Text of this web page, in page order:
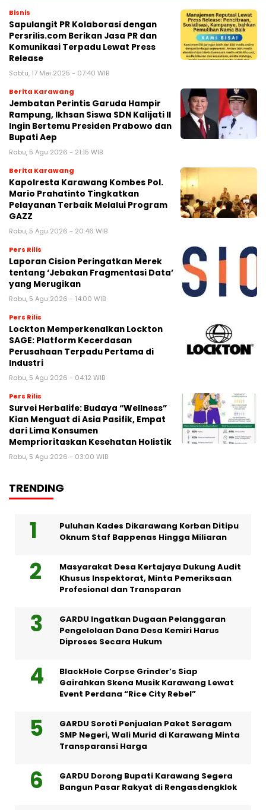
Bisnis
Sapulangit PR Kolaborasi dengan
Persrilis.com Berikan Jasa PR dan
Komunikasi Terpadu Lewat Press
Release
Sabtu, 17 Mei 2025 - 07:40 WIB
Berita Karawang
Jembatan Perintis Garuda Hampir
Rampung, Ikhsan Siswa SDN Kalijati II
Ingin Bertemu Presiden Prabowo dan
Bupati Aep
Rabu, 5 Agu 2026 - 21:15 WIB
Berita Karawang
Kapolresta Karawang Kombes Pol.
Mario Prahatinto Tingkatkan
Pelayanan Terbaik Melalui Program
GAZZ
Rabu, 5 Agu 2026 - 20:46 WIB
Pers Rilis
Laporan Cision Peringatkan Merek
tentang ‘Jebakan Fragmentasi Data’
yang Merugikan
Rabu, 5 Agu 2026 - 14:00 WIB
Pers Rilis
Lockton Memperkenalkan Lockton
SAGE: Platform Kecerdasan
Perusahaan Terpadu Pertama di
Industri
Rabu, 5 Agu 2026 - 04:12 WIB
Pers Rilis
Survei Herbalife: Budaya “Wellness”
Kian Menguat di Asia Pasifik, Empat
dari Lima Konsumen
Memprioritaskan Kesehatan Holistik
Rabu, 5 Agu 2026 - 03:00 WIB
TRENDING
Puluhan Kades Dikarawang Korban Ditipu
Oknum Staf Bappenas Hingga Miliaran
Masyarakat Desa Kertajaya Dukung Audit
Khusus Inspektorat, Minta Pemeriksaan
Profesional dan Transparan
GARDU Ingatkan Dugaan Pelanggaran
Pengelolaan Dana Desa Kemiri Harus
Diproses Secara Hukum
BlackHole Corpse Grinder’s Siap
Gairahkan Skena Musik Karawang Lewat
Event Perdana “Rice City Rebel”
GARDU Soroti Penjualan Paket Seragam
SMP Negeri, Wali Murid di Karawang Minta
Transparansi Harga
GARDU Dorong Bupati Karawang Segera
Bangun Pasar Rakyat di Rengasdengklok